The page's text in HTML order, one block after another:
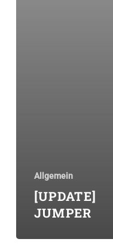
Allgemein
[UPDATE]
JUMPER